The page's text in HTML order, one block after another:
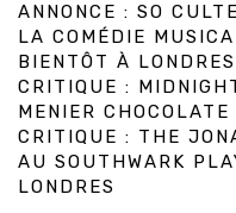
ANNONCE : SO
LA COMÉDIE
BIENTÔT À LONDRES
CRITIQUE :
MENIER
CRITIQUE : THE
AU SOUTHWARK
LONDRES